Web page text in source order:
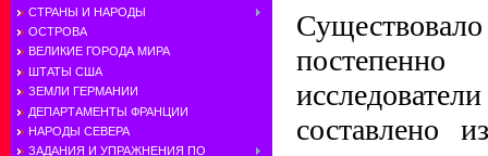
СТРАНЫ И НАРОДЫ
ОСТРОВА
ВЕЛИКИЕ ГОРОДА МИРА
ШТАТЫ США
ЗЕМЛИ ГЕРМАНИИ
ДЕПАРТАМЕНТЫ ФРАНЦИИ
НАРОДЫ СЕВЕРА
ЗАДАНИЯ И УПРАЖНЕНИЯ ПО
составлено